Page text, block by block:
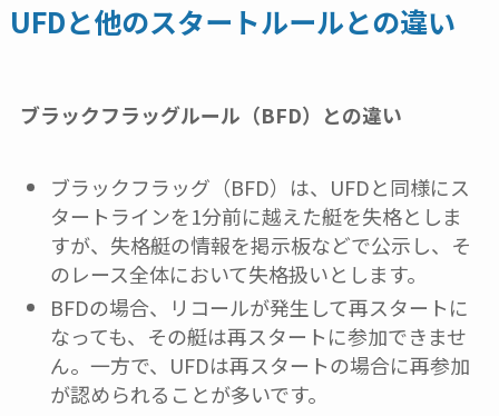
UFDと他のスタートルールとの違い
ブラックフラッグルール（BFD）との違い
ブラックフラッグ（BFD）は、UFDと同様にス
タートラインを1分前に越えた艇を失格としま
すが、失格艇の情報を掲示板などで公示し、そ
のレース全体において失格扱いとします。
BFDの場合、リコールが発生して再スタートに
なっても、その艇は再スタートに参加できませ
ん。一方で、UFDは再スタートの場合に再参加
が認められることが多いです。